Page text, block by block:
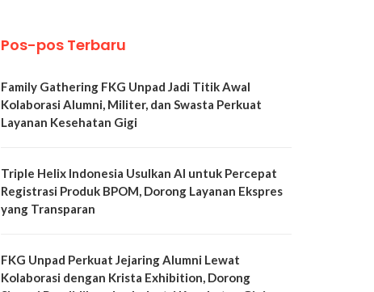
Pos-pos Terbaru
Family Gathering FKG Unpad Jadi Titik Awal
Kolaborasi Alumni, Militer, dan Swasta Perkuat
Layanan Kesehatan Gigi
Triple Helix Indonesia Usulkan AI untuk Percepat
Registrasi Produk BPOM, Dorong Layanan Ekspres
yang Transparan
FKG Unpad Perkuat Jejaring Alumni Lewat
Kolaborasi dengan Krista Exhibition, Dorong